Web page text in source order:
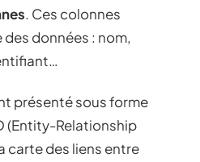
. Ces colonnes
données : nom,
présenté sous forme
(Entity-Relationship
carte des liens entre